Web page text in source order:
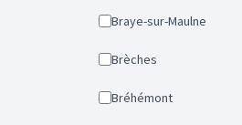
Braye-sur-Maulne
Brèches
Bréhémont